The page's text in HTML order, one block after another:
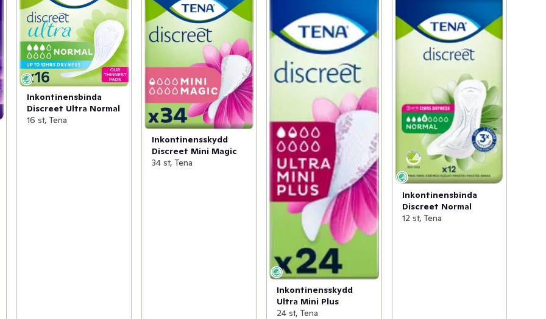
Inkontinensbinda
Discreet Ultra Normal
16 st, Tena
Inkontinensskydd
Discreet Mini Magic
34 st, Tena
Inkontinensskydd
Ultra Mini Plus
24 st, Tena
Inkontinensbinda
Discreet Normal
12 st, Tena